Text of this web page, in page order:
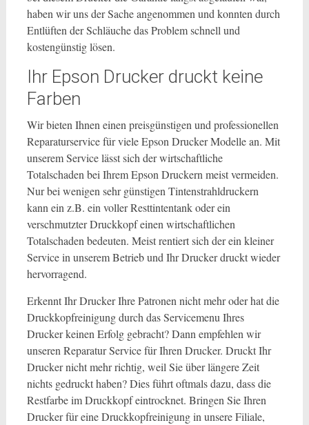
haben wir uns der Sache angenommen und konnten durch
Entlüften der Schläuche das Problem schnell und
kostengünstig lösen.
Ihr Epson Drucker druckt keine
Farben
Wir bieten Ihnen einen preisgünstigen und professionellen
Reparaturservice für viele Epson Drucker Modelle an. Mit
unserem Service lässt sich der wirtschaftliche
Totalschaden bei Ihrem Epson Druckern meist vermeiden.
Nur bei wenigen sehr günstigen Tintenstrahldruckern
kann ein z.B. ein voller Resttintentank oder ein
verschmutzter Druckkopf einen wirtschaftlichen
Totalschaden bedeuten. Meist rentiert sich der ein kleiner
Service in unserem Betrieb und Ihr Drucker druckt wieder
hervorragend.
Erkennt Ihr Drucker Ihre Patronen nicht mehr oder hat die
Druckkopfreinigung durch das Servicemenu Ihres
Drucker keinen Erfolg gebracht? Dann empfehlen wir
unseren Reparatur Service für Ihren Drucker. Druckt Ihr
Drucker nicht mehr richtig, weil Sie über längere Zeit
nichts gedruckt haben? Dies führt oftmals dazu, dass die
Restfarbe im Druckkopf eintrocknet. Bringen Sie Ihren
Drucker für eine Druckkopfreinigung in unsere Filiale,